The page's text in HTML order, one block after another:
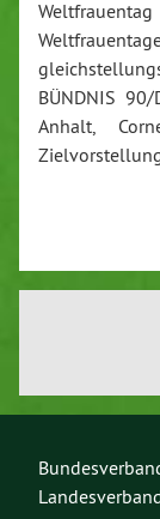
BÜNDNIS
Anhalt,